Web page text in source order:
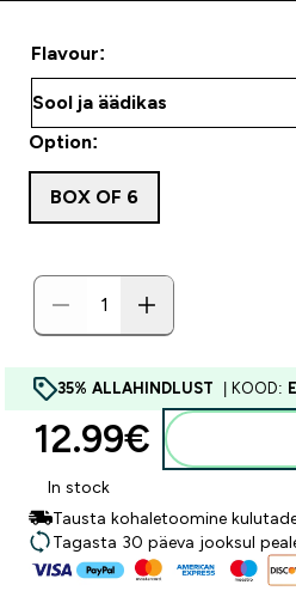
Flavour:
Option:
BOX OF 6
35% ALLAHINDLUST | KOOD:
12.99€‎
In stock
Tausta kohaletoomine
Tagasta 30 päeva jooksul